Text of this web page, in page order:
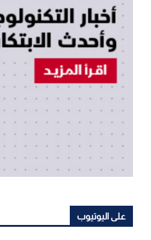
على اليوتيوب